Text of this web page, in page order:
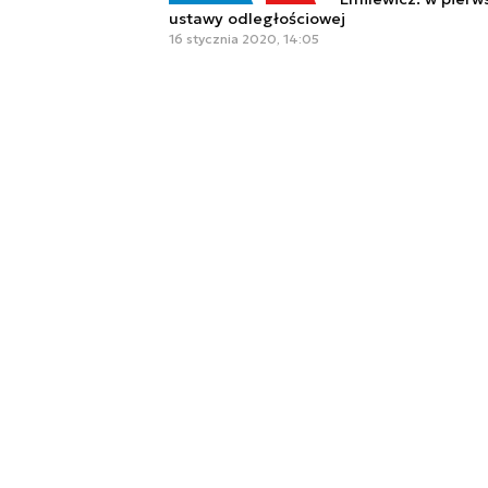
ustawy odległościowej
16 stycznia 2020, 14:05